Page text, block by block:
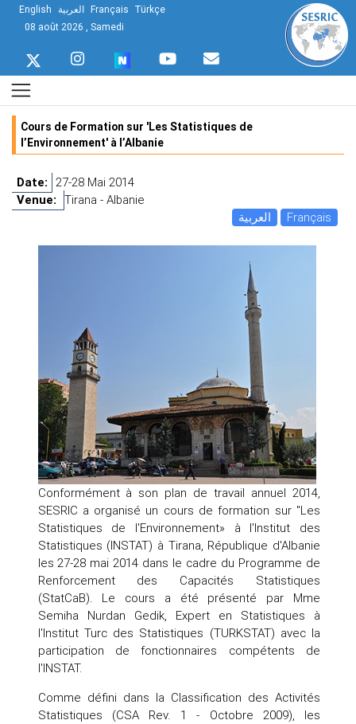
English العربية Français Türkçe
08 août 2026 , Samedi
Cours de Formation sur 'Les Statistiques de
l’Environnement' à l’Albanie
Date: 27-28 Mai 2014
Venue: Tirana - Albanie
العربية
Français
Conformément à son plan de travail annuel 2014,
SESRIC a organisé un cours de formation sur "Les
Statistiques de l'Environnement» à l'Institut des
Statistiques (INSTAT) à Tirana, République d'Albanie
les 27-28 mai 2014 dans le cadre du Programme de
Renforcement des Capacités Statistiques
(StatCaB). Le cours a été présenté par Mme
Semiha Nurdan Gedik, Expert en Statistiques à
l'Institut Turc des Statistiques (TURKSTAT) avec la
participation de fonctionnaires compétents de
l'INSTAT.
Comme défini dans la Classification des Activités
Statistiques (CSA Rev. 1 - Octobre 2009), les